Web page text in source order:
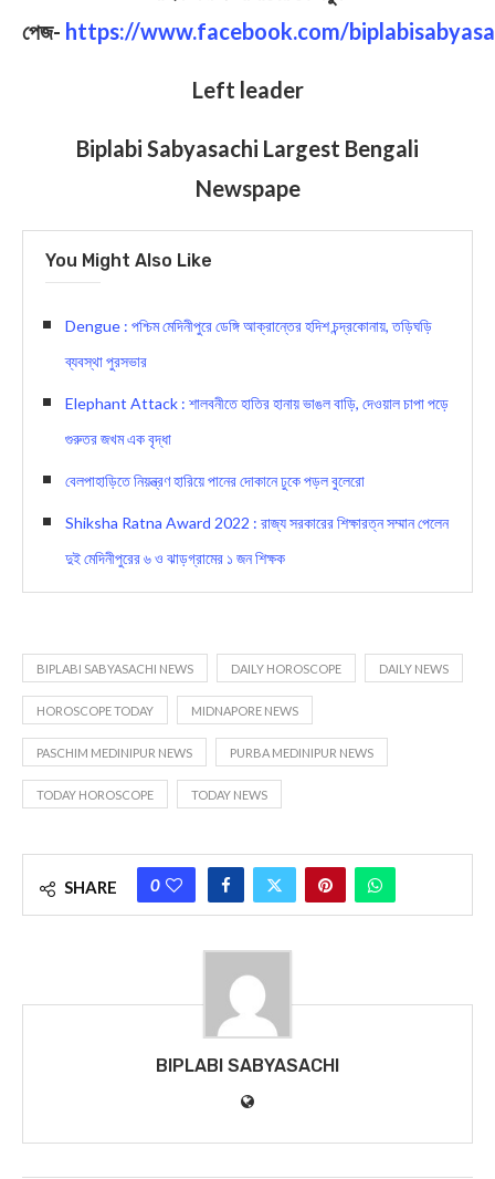
পেজ- https://www.facebook.com/
Left leader
Biplabi Sabyasachi Largest Bengali
Newspape
You Might Also Like
Dengue : পশ্চিম মেদিনীপুরে ডেঙ্গি আক্রান্তের হদিশ চন্দ্রকোনায়, তড়িঘড়ি
ব্যবস্থা পুরসভার
Elephant Attack : শালবনীতে হাতির হানায় ভাঙল বাড়ি, দেওয়াল চাপা পড়ে
গুরুতর জখম এক বৃদ্ধা
বেলপাহাড়িতে নিয়ন্ত্রণ হারিয়ে পানের দোকানে ঢুকে পড়ল বুলেরো
Shiksha Ratna Award 2022 : রাজ্য সরকারের শিক্ষারত্ন সম্মান পেলেন
দুই মেদিনীপুরের ৬ ও ঝাড়গ্রামের ১ জন শিক্ষক
BIPLABI SABYASACHI NEWS DAILY HOROSCOPE DAILY NEWS
HOROSCOPE TODAY MIDNAPORE NEWS
PASCHIM MEDINIPUR NEWS PURBA MEDINIPUR NEWS
TODAY HOROSCOPE TODAY NEWS
SHARE 0
BIPLABI SABYASACHI